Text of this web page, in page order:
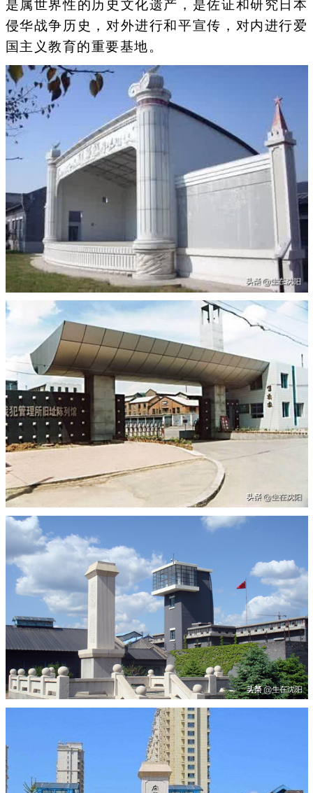
是属世界性的历史文化遗产，是佐证和研究日本
侵华战争历史，对外进行和平宣传，对内进行爱
国主义教育的重要基地。